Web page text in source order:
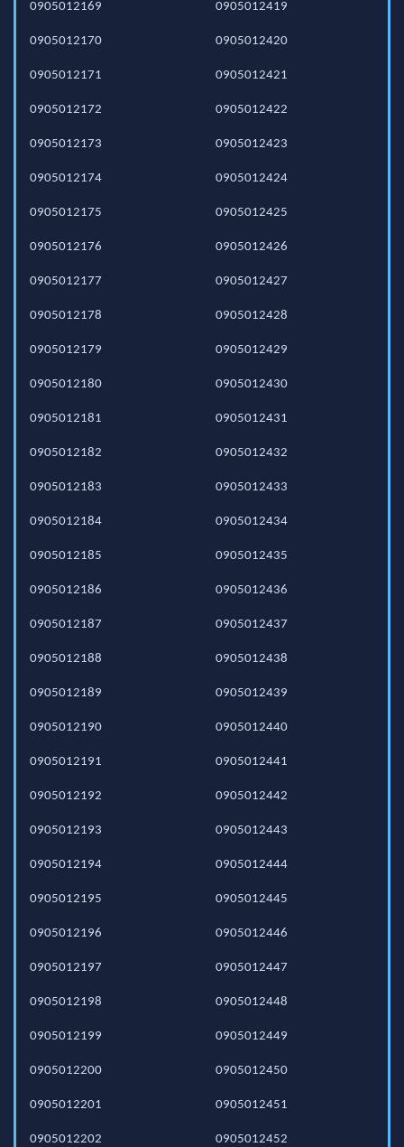
0905012169
0905012170
0905012171
0905012172
0905012173
0905012174
0905012175
0905012176
0905012177
0905012178
0905012179
0905012180
0905012181
0905012182
0905012183
0905012184
0905012185
0905012186
0905012187
0905012188
0905012189
0905012190
0905012191
0905012192
0905012193
0905012194
0905012195
0905012196
0905012197
0905012198
0905012199
0905012200
0905012201
0905012202
0905012419
0905012420
0905012421
0905012422
0905012423
0905012424
0905012425
0905012426
0905012427
0905012428
0905012429
0905012430
0905012431
0905012432
0905012433
0905012434
0905012435
0905012436
0905012437
0905012438
0905012439
0905012440
0905012441
0905012442
0905012443
0905012444
0905012445
0905012446
0905012447
0905012448
0905012449
0905012450
0905012451
0905012452